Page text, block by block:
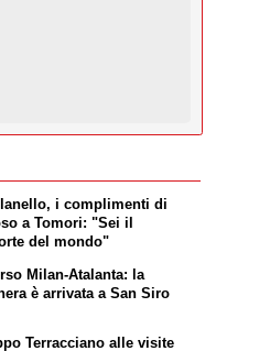
i complimenti di
a Tomori: "Sei il
del mondo"
Milan-Atalanta: la
è arrivata a San Siro
Terracciano alle visite